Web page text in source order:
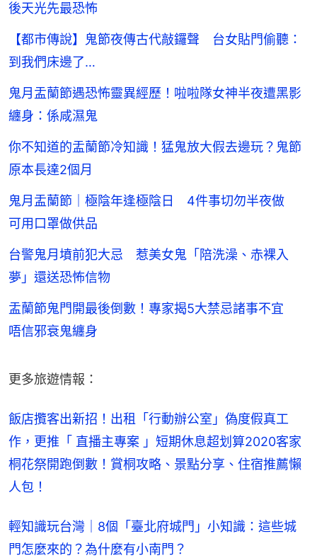
後天光先最恐怖
【都市傳說】鬼節夜傳古代敲鑼聲 台女貼門偷聽：
到我們床邊了…
鬼月盂蘭節遇恐怖靈異經歷！啦啦隊女神半夜遭黑影
纏身：係咸濕鬼
你不知道的盂蘭節冷知識！猛鬼放大假去邊玩？鬼節
原本長達2個月
鬼月盂蘭節｜極陰年逢極陰日 4件事切勿半夜做
可用口罩做供品
台警鬼月墳前犯大忌 惹美女鬼「陪洗澡、赤裸入
夢」還送恐怖信物
盂蘭節鬼門開最後倒數！專家揭5大禁忌諸事不宜
唔信邪衰鬼纏身
更多旅遊情報：
飯店攬客出新招！出租「行動辦公室」偽度假真工
作，更推「 直播主專案 」短期休息超划算2020客家
桐花祭開跑倒數！賞桐攻略、景點分享、住宿推薦懶
人包！
輕知識玩台灣｜8個「臺北府城門」小知識：這些城
門怎麼來的？為什麼有小南門？